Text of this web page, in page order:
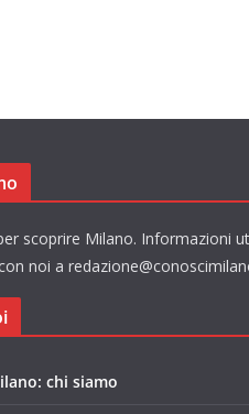
scoprire Milano. Informazioni
noi a
chi siamo